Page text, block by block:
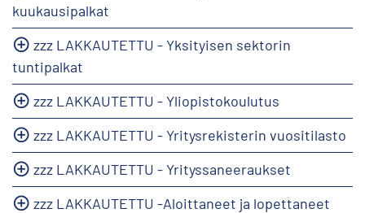
kuukausipalkat
zzz LAKKAUTETTU - Yksityisen sektorin
tuntipalkat
zzz LAKKAUTETTU - Yliopistokoulutus
zzz LAKKAUTETTU - Yritysrekisterin vuositilasto
zzz LAKKAUTETTU - Yrityssaneeraukset
zzz LAKKAUTETTU -Aloittaneet ja lopettaneet